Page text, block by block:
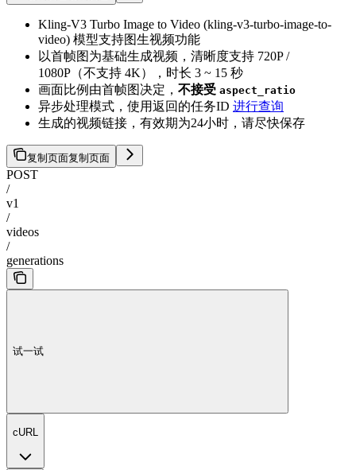
Kling-V3 Turbo Image to Video (kling-v3-turbo-image-to-
video) 模型支持图生视频功能
以首帧图为基础生成视频，清晰度支持 720P /
1080P（不支持 4K），时长 3 ~ 15 秒
画面比例由首帧图决定， 不接受 aspect_ratio
异步处理模式，使用返回的任务ID 进行查询
生成的视频链接，有效期为24小时，请尽快保存
复制页面复制页面
POST
/
v1
/
videos
/
generations
试一试
cURL